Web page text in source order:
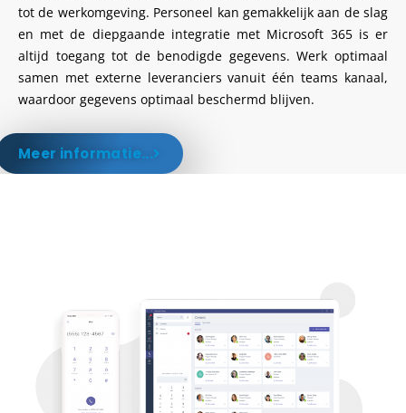
tot de werkomgeving. Personeel kan gemakkelijk aan de slag
en met de diepgaande integratie met Microsoft 365 is er
altijd toegang tot de benodigde gegevens. Werk optimaal
samen met externe leveranciers vanuit één teams kanaal,
waardoor gegevens optimaal beschermd blijven.
Meer informatie...